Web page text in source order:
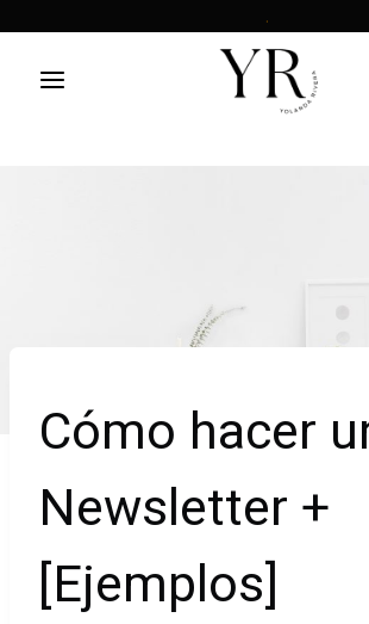
contenido
.
Cómo hacer
Newsletter +
[Ejemplos]